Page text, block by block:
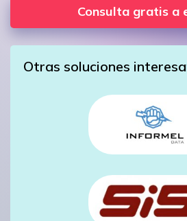
Consulta gratis a
Otras soluciones